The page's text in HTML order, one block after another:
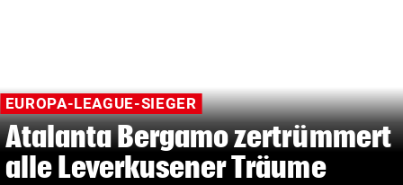
EUROPA-LEAGUE-SIEGER
Atalanta Bergamo zertrümmert
alle Leverkusener Träume